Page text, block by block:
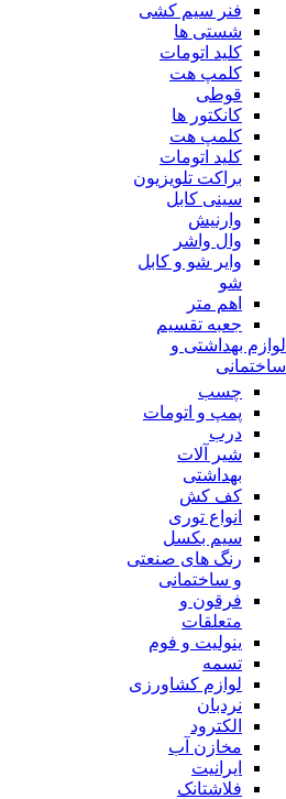
فنر سیم کشی
شستی ها
کلید اتومات
کلمپ هت
قوطی
کانکتور ها
کلمپ هت
کلید اتومات
براکت تلویزیون
سینی کابل
وارنیش
وال واشر
وایر شو و کابل
شو
اهم متر
جعبه تقسیم
لوازم بهداشتی و
ساختمانی
چسب
پمپ و اتومات
درب
شیر آلات
بهداشتی
کف کش
انواع توری
سیم بکسل
رنگ های صنعتی
و ساختمانی
فرقون و
متعلقات
ینولیت و فوم
تسمه
لوازم کشاورزی
نردبان
الکترود
مخازن آب
ایرانیت
فلاشتانک